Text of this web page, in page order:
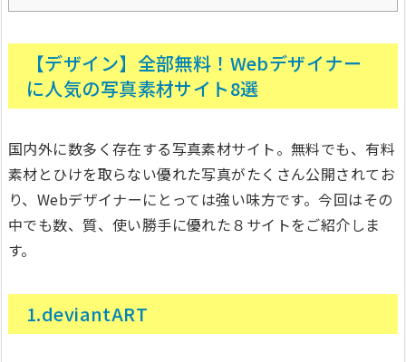
【デザイン】全部無料！Webデザイナー
に人気の写真素材サイト8選
国内外に数多く存在する写真素材サイト。無料でも、有料
素材とひけを取らない優れた写真がたくさん公開されてお
り、Webデザイナーにとっては強い味方です。今回はその
中でも数、質、使い勝手に優れた８サイトをご紹介しま
す。
1.deviantART